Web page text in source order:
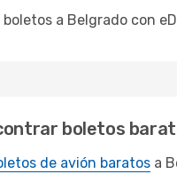
a Belgrado con
boletos
de avión baratos a